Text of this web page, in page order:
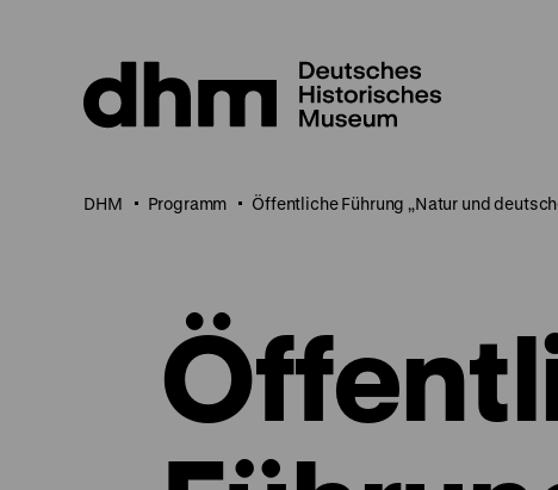
Seiteninhalt
springen
DHM Programm Öffentliche Führung „Natur und